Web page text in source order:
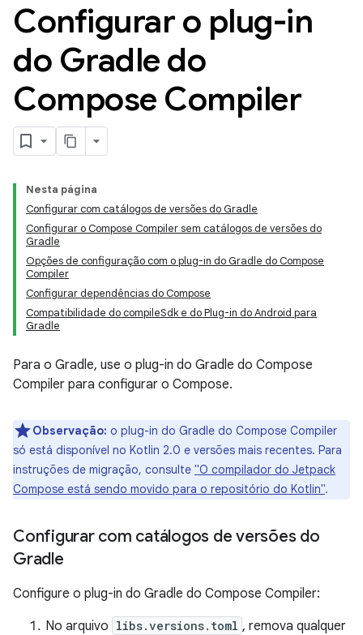
Configurar o plug-in
do Gradle do
Compose Compiler
Nesta página
Configurar com catálogos de versões do Gradle
Configurar o Compose Compiler sem catálogos de versões do
Gradle
Opções de configuração com o plug-in do Gradle do Compose
Compiler
Configurar dependências do Compose
Compatibilidade do compileSdk e do Plug-in do Android para
Gradle
Para o Gradle, use o plug-in do Gradle do Compose
Compiler para configurar o Compose.
Observação: o plug-in do Gradle do Compose Compiler
só está disponível no Kotlin 2.0 e versões mais recentes. Para
instruções de migração, consulte "O compilador do Jetpack
Compose está sendo movido para o repositório do Kotlin".
Configurar com catálogos de versões do
Gradle
Configure o plug-in do Gradle do Compose Compiler:
No arquivo libs.versions.toml , remova qualquer